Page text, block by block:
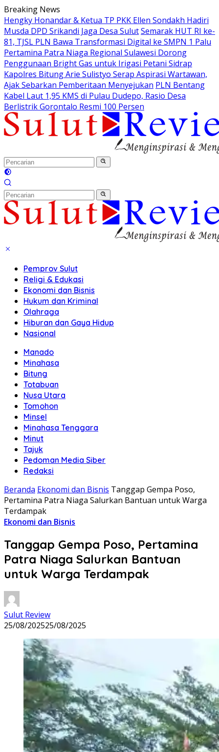
Langsung
ke
konten
Breaking News
Hengky Honandar & Ketua TP PKK Ellen Sondakh Hadiri
Musda DPD Srikandi Jaga Desa SulutSemarak HUT RI ke-
81, TJSL PLN Bawa Transformasi Digital ke SMPN 1 Palu
Pertamina Patra Niaga Regional Sulawesi Dorong
Penggunaan Bright Gas untuk Irigasi Petani Sidrap
Kapolres Bitung Arie Sulistyo Serap Aspirasi Wartawan,
Ajak Sebarkan Pemberitaan Menyejukan PLN Bentang
Kabel Laut 1,95 KMS di Pulau Dudepo, Rasio Desa
Berlistrik Gorontalo Resmi 100 Persen
Pemprov Sulut
Religi & Edukasi
Ekonomi dan Bisnis
Hukum dan Kriminal
Olahraga
Hiburan dan Gaya Hidup
Nasional
Manado
Minahasa
Bitung
Totabuan
Nusa Utara
Tomohon
Minsel
Minahasa Tenggara
Minut
Tajuk
Pedoman Media Siber
Redaksi
Beranda Ekonomi dan Bisnis Tanggap Gempa Poso,
Pertamina Patra Niaga Salurkan Bantuan untuk Warga
Terdampak
Ekonomi dan Bisnis
Tanggap Gempa Poso, Pertamina
Patra Niaga Salurkan Bantuan
untuk Warga Terdampak
Sulut Review
25/08/202525/08/2025